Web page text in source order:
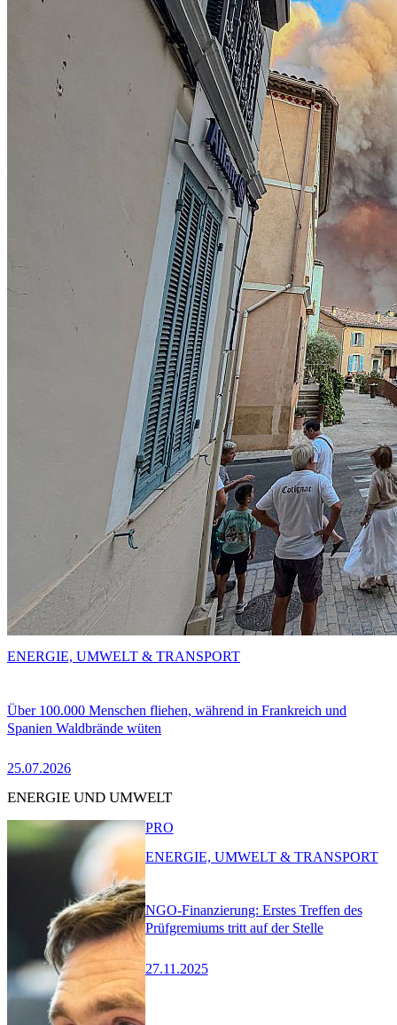
Über 100.000 Menschen fliehen, während in Frankreich und
Spanien Waldbrände wüten
25.07.2026
ENERGIE, UMWELT & TRANSPORT
ENERGIE UND UMWELT
NGO-Finanzierung: Erstes Treffen des
Prüfgremiums tritt auf der Stelle
27.11.2025
PRO
ENERGIE, UMWELT & TRANSPORT